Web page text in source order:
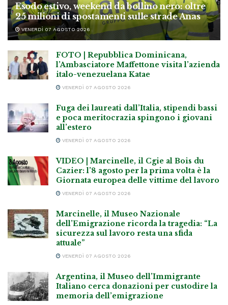
Esodo estivo, weekend da bollino nero: oltre
25 milioni di spostamenti sulle strade Anas
VENERDÌ 07 AGOSTO 2026
FOTO | Repubblica Dominicana,
l’Ambasciatore Maffettone visita l’azienda
italo-venezuelana Katae
VENERDÌ 07 AGOSTO 2026
Fuga dei laureati dall’Italia, stipendi bassi
e poca meritocrazia spingono i giovani
all’estero
VENERDÌ 07 AGOSTO 2026
VIDEO | Marcinelle, il Cgie al Bois du
Cazier: l’8 agosto per la prima volta è la
Giornata europea delle vittime del lavoro
VENERDÌ 07 AGOSTO 2026
Marcinelle, il Museo Nazionale
dell’Emigrazione ricorda la tragedia: “La
sicurezza sul lavoro resta una sfida
attuale”
VENERDÌ 07 AGOSTO 2026
Argentina, il Museo dell’Immigrante
Italiano cerca donazioni per custodire la
memoria dell’emigrazione